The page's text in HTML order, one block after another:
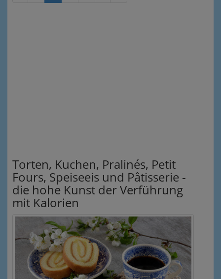
Torten, Kuchen, Pralinés, Petit
Fours, Speiseeis und Pâtisserie -
die hohe Kunst der Verführung
mit Kalorien